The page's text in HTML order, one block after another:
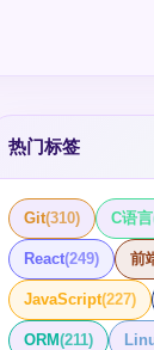
热门标签
Git(310) C语言
React(249) 前
JavaScript(227)
ORM(211)